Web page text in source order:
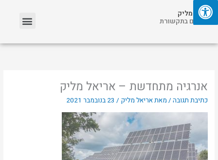
דילוג
לתוכן
אריאל מליק
אזכורים בתקשורת
אנרגיה מתחדשת – אריאל מליק
כתיבת תגובה / מאתאריאל מליק / 23 בנובמבר 2021